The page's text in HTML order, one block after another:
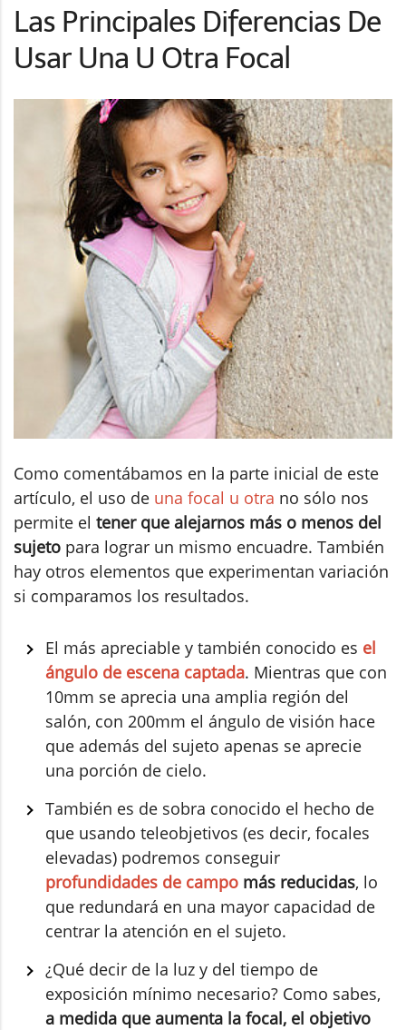
Las Principales Diferencias De
Usar Una U Otra Focal
Como comentábamos en la parte inicial de este
artículo, el uso de una focal u otra no sólo nos
permite el tener que alejarnos más o menos del
sujeto para lograr un mismo encuadre. También
hay otros elementos que experimentan variación
si comparamos los resultados.
El más apreciable y también conocido es el
ángulo de escena captada. Mientras que con
10mm se aprecia una amplia región del
salón, con 200mm el ángulo de visión hace
que además del sujeto apenas se aprecie
una porción de cielo.
También es de sobra conocido el hecho de
que usando teleobjetivos (es decir, focales
elevadas) podremos conseguir
profundidades de campo más reducidas, lo
que redundará en una mayor capacidad de
centrar la atención en el sujeto.
¿Qué decir de la luz y del tiempo de
exposición mínimo necesario? Como sabes,
a medida que aumenta la focal, el objetivo